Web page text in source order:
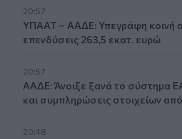
20:57
ΥΠΑΑΤ – ΑΑΔΕ: Υπεγράφη κοινή
επενδύσεις 263,5 εκατ. ευρώ
20:57
ΑΑΔΕ: Άνοιξε ξανά το σύστημα
και συμπληρώσεις στοιχείων
20:48